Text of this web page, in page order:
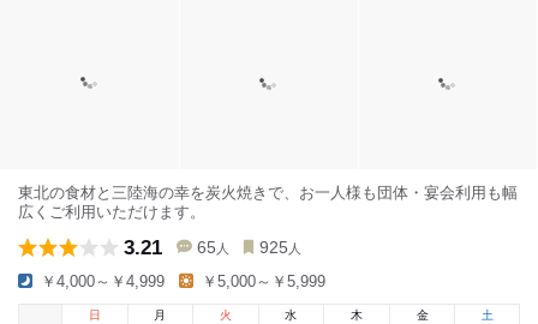
東北の食材と三陸海の幸を炭火焼きで、お一人様も団体・宴会利用も幅
広くご利用いただけます。
3.21 65 人 925 人
￥4,000～￥4,999 ￥5,000～￥5,999
日
月 火 水 木 金 土